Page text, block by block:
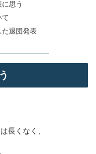
思う
て
退団発表
長くなく、